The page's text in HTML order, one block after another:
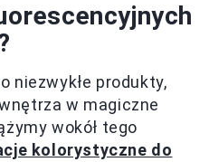
niezwykłe produkty,
w magiczne
wokół tego
kolorystyczne do